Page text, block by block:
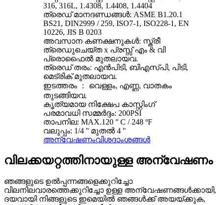
316, 316L, 1.4308, 1.4408, 1.4404
ത്രെഡ് മാനദണ്ഡങ്ങൾ: ASME B1.20.1
BS21, DIN2999 / 259, ISO7-1, ISO228-1, EN
10226, JIS B 0203
അവസാന കണക്ഷനുകൾ: സ്ത്രീ
ത്രെഡുചെയ്‌ത x പ്രസ്സ് എം & വി
പ്രൊഫൈൽ മുതലായവ.
ത്രെഡ് തരം: എൻ‌പി‌ടി, ബി‌എസ്‌പി, പി‌ടി,
മെട്രിക് മുതലായവ.
ഇടത്തരം ： വെള്ളം, എണ്ണ, വാതകം
തുടങ്ങിയവ.
കൃത്യമായ നിക്ഷേപ കാസ്റ്റിംഗ്
പരമാവധി സമ്മർദ്ദം: 200PSI
താപനില: MAX.120 ° C / 248 ºF
വലുപ്പം: 1/4 '' മുതൽ 4 ''
അന്വേഷണംവിശദാംശങ്ങൾ
വിലക്കയറ്റത്തിനായുള്ള അന്വേഷണം
ഞങ്ങളുടെ ഉൽ‌പ്പന്നങ്ങളെക്കുറിച്ചോ
വിലനിലവാരത്തെക്കുറിച്ചോ ഉള്ള അന്വേഷണങ്ങൾ‌ക്കായി,
ദയവായി നിങ്ങളുടെ ഇമെയിൽ‌ ഞങ്ങൾ‌ക്ക് അയയ്‌ക്കുക,